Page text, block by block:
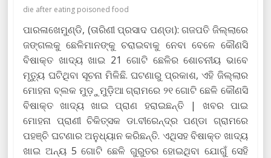
die after eating poisoned food
ପାରଳାଖେମୁଣ୍ଡି, (ତାରିଣୀ ପ୍ରସାଦ ପଣ୍ଡା): ଗଜପତି ଜିଲ୍ଲାରେ
ଜଙ୍ଗଲକୁ ଛେଳିମାନଙ୍କୁ ଚରାଇବାକୁ ନେବା ବେଳେ କୌଣସି
ବିଷାକ୍ତ ଖାଦ୍ୟ ଖାଇ 21 ଗୋଟି ଛେଳିର ଶୋଚନୀୟ ଭାବେ
ମୃତ୍ୟୁ ଘଟିଥିବା ସୂଚନା ମିଳିଛି. ଘଟଣାରୁ ପ୍ରକାଶ, ଏହି ଜିଲ୍ଲାର
ମୋହନା ବ୍ଲକ ମୁଡ଼ୁମୁଡ଼ିଆ ଗ୍ରାମରେ ୨୧ ଗୋଟି ଛେଳି କୌଣସି
ବିଷାକ୍ତ ଖାଦ୍ୟ ଖାଇ ପ୍ରାଣ ହରାଇଛନ୍ତି | ଖବର ପାଇ
ମୋହନା ପ୍ରାଣୀ ଚିକିତ୍ସକ ଡା.ବୀରେନ୍ଦ୍ର ପଣ୍ଡା ଗ୍ରାମରେ
ପହଞ୍ଚି ଘଟଣାର ଅନୁଧ୍ୟାନ କରିଛନ୍ତି. ଏଥିସହ ବିଷାକ୍ତ ଖାଦ୍ୟ
ଖାଇ ଅନ୍ୟ 5 ଗୋଟି ଛେଳି ଗୁରୁତର ହୋଇଥିବା ଯୋଗୁଁ ସେହି